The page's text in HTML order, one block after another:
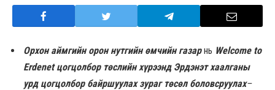
Орхон аймгийн орон нутгийн өмчийн газар нь Welcome to
Erdenet цогцолбор төслийн хүрээнд Эрдэнэт хаалганы
урд цогцолбор байршуулах зураг төсөл боловсруулах–